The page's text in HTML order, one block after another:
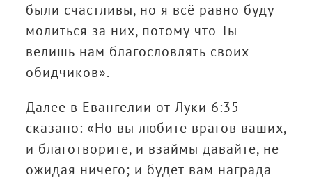
были счастливы, но я всё равно буду
молиться за них, потому что Ты
велишь нам благословлять своих
обидчиков».
Далее в Евангелии от Луки 6:35
сказано: «Но вы любите врагов ваших,
и благотворите, и взаймы давайте, не
ожидая ничего; и будет вам награда